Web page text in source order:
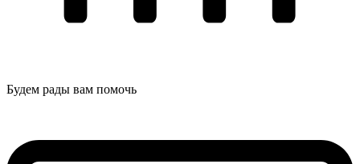
Будем рады вам помочь